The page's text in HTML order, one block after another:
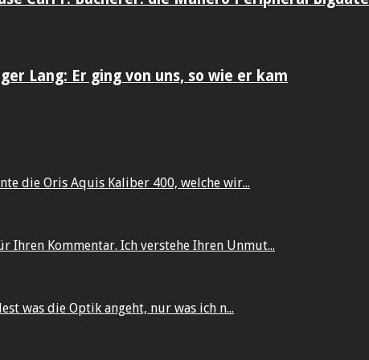
Lang: Er ging von uns, so wie er kam
die Oris Aquis Kaliber 400, welche wir...
Ihren Kommentar. Ich verstehe Ihren Unmut...
was die Optik angeht, nur was ich n...